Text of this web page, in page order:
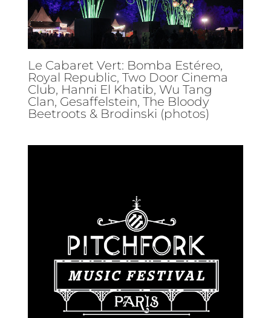
Le Cabaret Vert: Bomba Estéreo,
Royal Republic, Two Door Cinema
Club, Hanni El Khatib, Wu Tang
Clan, Gesaffelstein, The Bloody
Beetroots & Brodinski (photos)